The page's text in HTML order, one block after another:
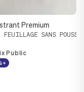
- FONGICIDE
Premium
FEUILLAGE SANS
Public